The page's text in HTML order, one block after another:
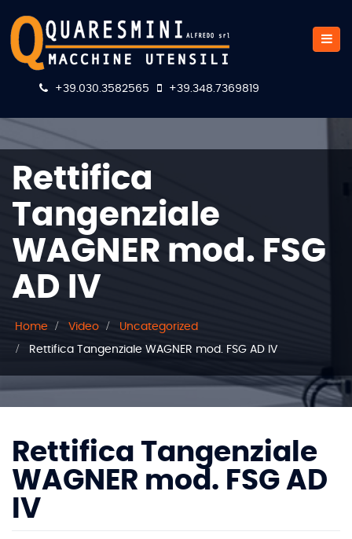
+39.030.3582565 +39.348.7369819
Rettifica
Tangenziale
WAGNER mod. FSG
AD IV
Home Video
Uncategorized
Rettifica Tangenziale WAGNER mod. FSG AD IV
Rettifica Tangenziale
WAGNER mod. FSG AD
IV